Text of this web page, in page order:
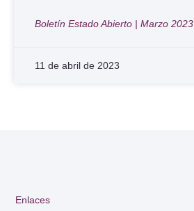
Boletín Estado Abierto | Marzo 2023
11 de abril de 2023
Enlaces